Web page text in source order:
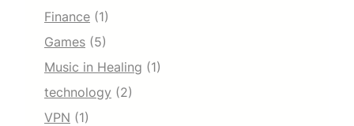
Finance (1)
Games (5)
Music in Healing (1)
technology (2)
VPN (1)